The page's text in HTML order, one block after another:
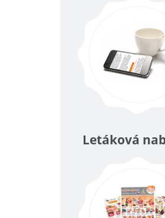
Letáková